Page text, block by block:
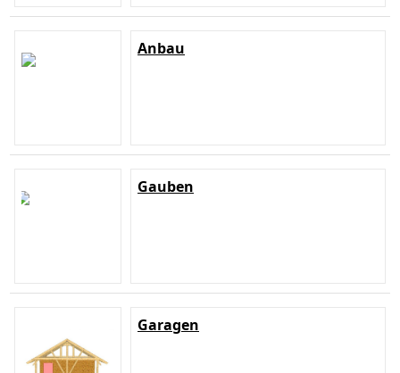
Anbau
Gauben
Garagen